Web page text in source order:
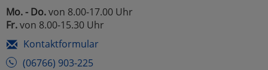
Mo. - Do.von 8.00-17.00 Uhr
Fr.von 8.00-15.30 Uhr
Kontaktformular
(06766) 903-225